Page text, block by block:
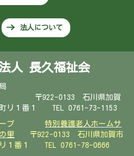
法人について
人 長久福祉会
部事務局
0133 石川県加賀
町リ１番１ TEL 0761-73-1153
ループ特別養護老人ホームサ
里
〒922-0133 石川県加賀市
１番１
TEL 0761-78-0666